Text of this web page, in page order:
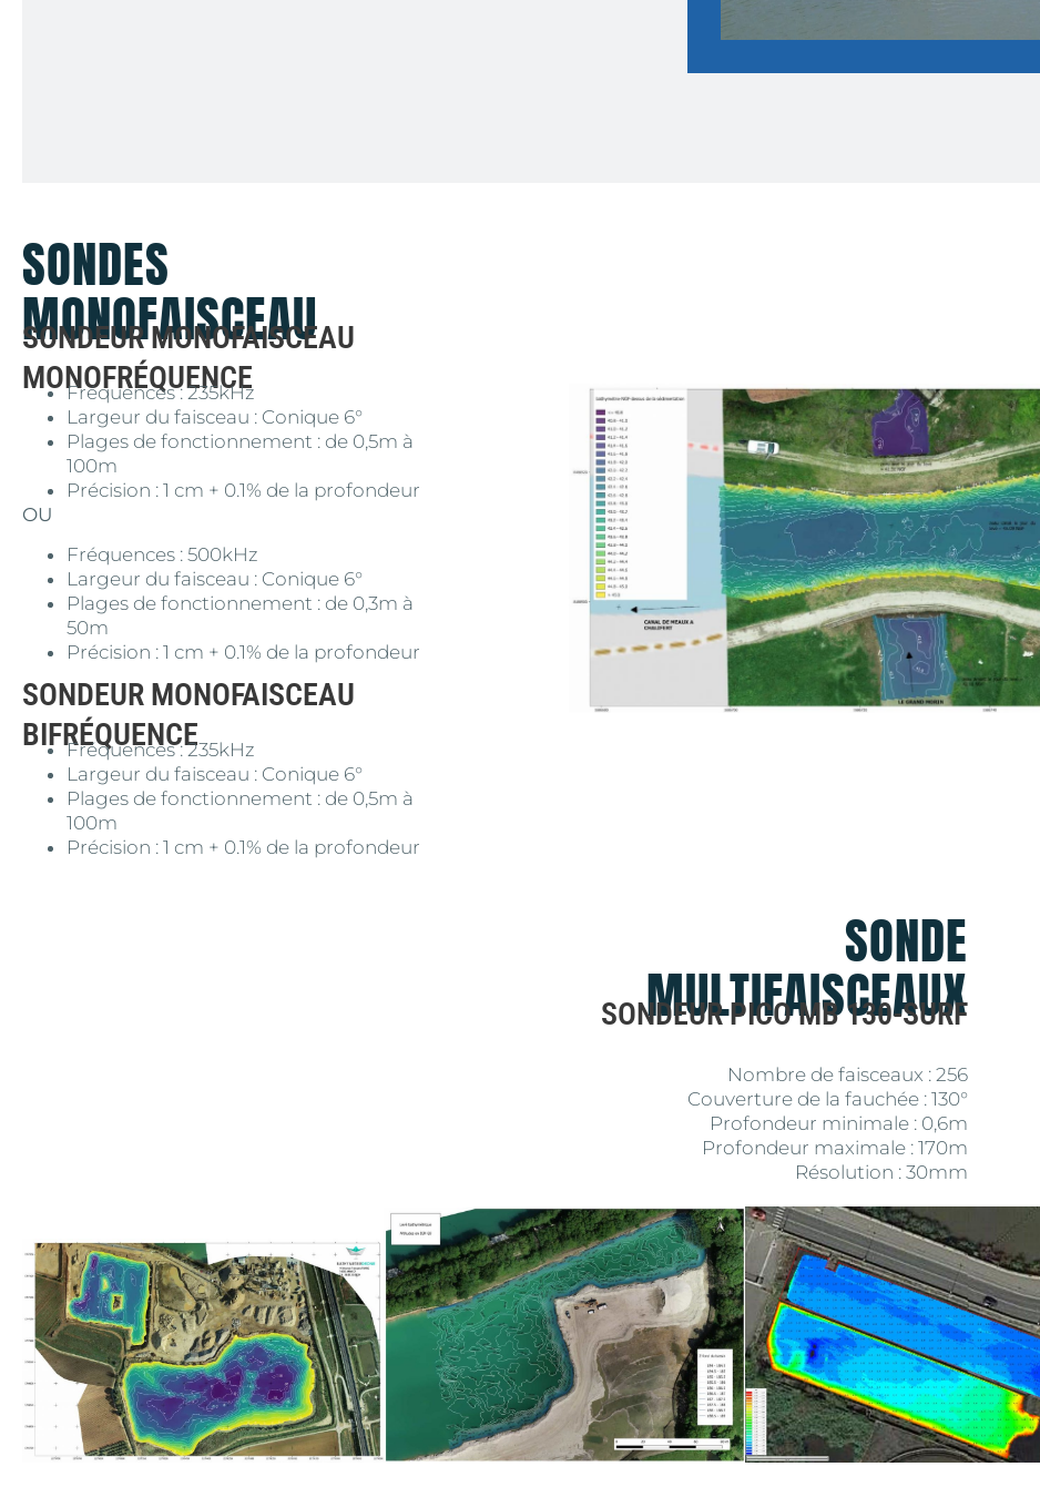
SONDES
MONOFAISCEAU
SONDEUR MONOFAISCEAU
MONOFRÉQUENCE
Fréquences : 235kHz
Largeur du faisceau : Conique 6°
Plages de fonctionnement : de 0,5m à
100m
Précision : 1 cm + 0.1% de la profondeur
OU
Fréquences : 500kHz
Largeur du faisceau : Conique 6°
Plages de fonctionnement : de 0,3m à
50m
Précision : 1 cm + 0.1% de la profondeur
SONDEUR MONOFAISCEAU
BIFRÉQUENCE
Fréquences : 235kHz
Largeur du faisceau : Conique 6°
Plages de fonctionnement : de 0,5m à
100m
Précision : 1 cm + 0.1% de la profondeur
SONDE
MULTIFAISCEAUX
SONDEUR PICO MB 130-SURF
Nombre de faisceaux : 256
Couverture de la fauchée : 130°
Profondeur minimale : 0,6m
Profondeur maximale : 170m
Résolution : 30mm